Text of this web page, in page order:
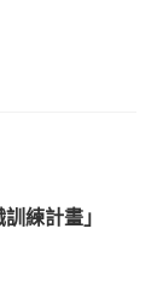
練計畫」